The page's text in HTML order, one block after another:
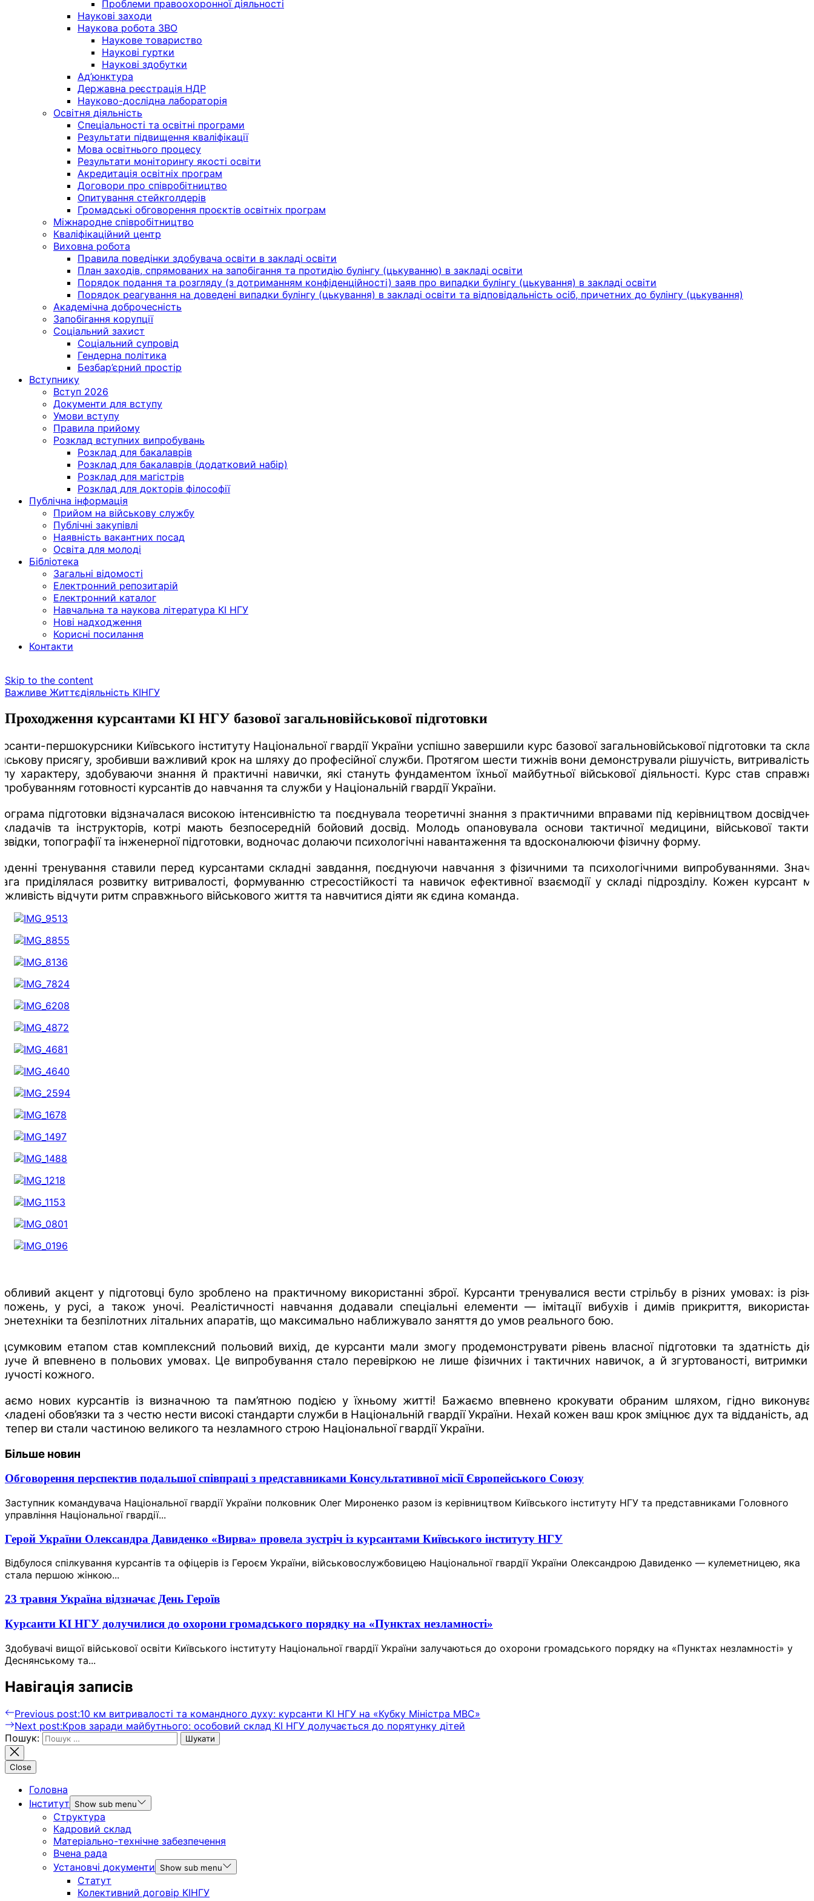
Проблеми правоохоронної діяльності
Наукові заходи
Наукова робота ЗВО
Наукове товариство
Наукові гуртки
Наукові здобутки
Ад’юнктура
Державна реєстрація НДР
Науково-дослідна лабораторія
Освітня діяльність
Спеціальності та освітні програми
Результати підвищення кваліфікації
Мова освітнього процесу
Результати моніторингу якості освіти
Акредитація освітніх програм
Договори про співробітництво
Опитування стейкголдерів
Громадські обговорення проєктів освітніх програм
Міжнародне співробітництво
Кваліфікаційний центр
Виховна робота
Правила поведінки здобувача освіти в закладі освіти
План заходів, спрямованих на запобігання та протидію булінгу (цькуванню) в закладі освіти
Порядок подання та розгляду (з дотриманням конфіденційності) заяв про випадки булінгу (цькування) в закладі освіти
Порядок реагування на доведені випадки булінгу (цькування) в закладі освіти та відповідальність осіб, причетних до булінгу (цькування)
Академічна доброчесність
Запобігання корупції
Соціальний захист
Соціальний супровід
Гендерна політика
Безбар’єрний простір
Вступнику
Вступ 2026
Документи для вступу
Умови вступу
Правила прийому
Розклад вступних випробувань
Розклад для бакалаврів
Розклад для бакалаврів (додатковий набір)
Розклад для магістрів
Розклад для докторів філософії
Публічна інформація
Прийом на військову службу
Публічні закупівлі
Наявність вакантних посад
Освіта для молоді
Бібліотека
Загальні відомості
Електронний репозитарій
Електронний каталог
Навчальна та наукова література КІ НГУ
Нові надходження
Корисні посилання
Контакти
Skip to the content
Важливе Життєдіяльність КІНГУ
Проходження курсантами КІ НГУ базової загальновійськової підготовки
першокурсники Київського інституту Національної гвардії України успішно завершили курс базової загальновійськової підготовки та
присягу, зробивши важливий крок на шляху до професійної служби. Протягом шести тижнів вони демонстрували рішучість, витривалість
характеру, здобуваючи знання й практичні навички, які стануть фундаментом їхньої майбутньої військової діяльності. Курс став
готовності курсантів до навчання та служби у Національній гвардії України.
підготовки відзначалася високою інтенсивністю та поєднувала теоретичні знання з практичними вправами під керівництвом
та інструкторів, котрі мають безпосередній бойовий досвід. Молодь опановувала основи тактичної медицини, військової
топографії та інженерної підготовки, водночас долаючи психологічні навантаження та вдосконалюючи фізичну форму.
тренування ставили перед курсантами складні завдання, поєднуючи навчання з фізичними та психологічними випробуваннями.
приділялася розвитку витривалості, формуванню стресостійкості та навичок ефективної взаємодії у складі підрозділу. Кожен курсант
відчути ритм справжнього військового життя та навчитися діяти як єдина команда.
акцент у підготовці було зроблено на практичному використанні зброї. Курсанти тренувалися вести стрільбу в різних умовах: із
у русі, а також уночі. Реалістичності навчання додавали спеціальні елементи — імітації вибухів і димів прикриття,
та безпілотних літальних апаратів, що максимально наближувало заняття до умов реального бою.
етапом став комплексний польовий вихід, де курсанти мали змогу продемонструвати рівень власної підготовки та здатність
й впевнено в польових умовах. Це випробування стало перевіркою не лише фізичних і тактичних навичок, а й згуртованості, витримки
кожного.
нових курсантів із визначною та пам’ятною подією у їхньому житті! Бажаємо впевнено крокувати обраним шляхом, гідно
обов’язки та з честю нести високі стандарти служби в Національній гвардії України. Нехай кожен ваш крок зміцнює дух та відданість,
ви стали частиною великого та незламного строю Національної гвардії України.
Більше новин
Обговорення перспектив подальшої співпраці з представниками Консультативної місії Європейського Союзу
Заступник командувача Національної гвардії України полковник Олег Мироненко разом із керівництвом Київського інституту НГУ та представниками Головного
управління Національної гвардії...
Герой України Олександра Давиденко «Вирва» провела зустріч із курсантами Київського інституту НГУ
Відбулося спілкування курсантів та офіцерів із Героєм України, військовослужбовицею Національної гвардії України Олександрою Давиденко — кулеметницею, яка
стала першою жінкою...
23 травня Україна відзначає День Героїв
Курсанти КІ НГУ долучилися до охорони громадського порядку на «Пунктах незламності»
Здобувачі вищої військової освіти Київського інституту Національної гвардії України залучаються до охорони громадського порядку на «Пунктах незламності» у
Деснянському та...
Навігація записів
Previous post:10 км витривалості та командного духу: курсанти КІ НГУ на «Кубку Міністра МВС»
Next post:Кров заради майбутнього: особовий склад КІ НГУ долучається до порятунку дітей
Пошук:
Close
Головна
Інститут
Show sub menu
Структура
Кадровий склад
Матеріально-технічне забезпечення
Вчена рада
Установчі документи
Show sub menu
Статут
Колективний договір КІНГУ